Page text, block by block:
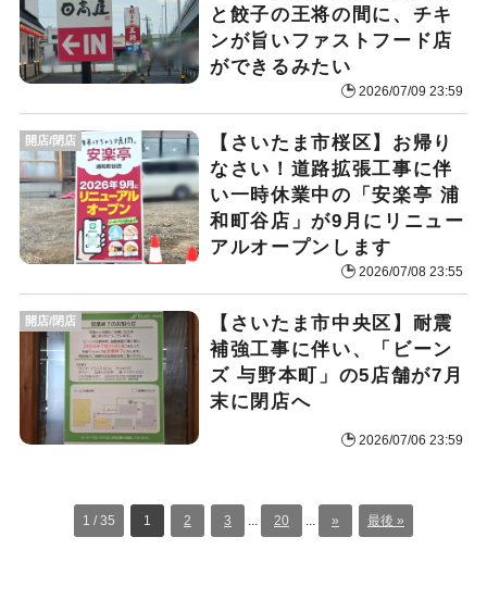
と餃子の王将の間に、チキ
ンが旨いファストフード店
ができるみたい
2026/07/09 23:59
【さいたま市桜区】お帰り
なさい！道路拡張工事に伴
い一時休業中の「安楽亭 浦
和町谷店」が9月にリニュー
アルオープンします
2026/07/08 23:55
開店/閉店
【さいたま市中央区】耐震
補強工事に伴い、「ビーン
ズ 与野本町」の5店舗が7月
末に閉店へ
2026/07/06 23:59
開店/閉店
1 / 35 1 2 3 ... 20 ... » 最後 »